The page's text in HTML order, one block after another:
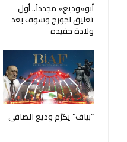
أبو«وديع» مجدداً.. أول
تعليق لجورج وسوف بعد
ولادة حفيده
“بياف” يكرّم وديع الصافي